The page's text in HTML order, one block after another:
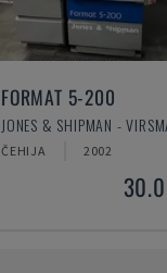
FORMAT 5-200
ČEHIJA 2002